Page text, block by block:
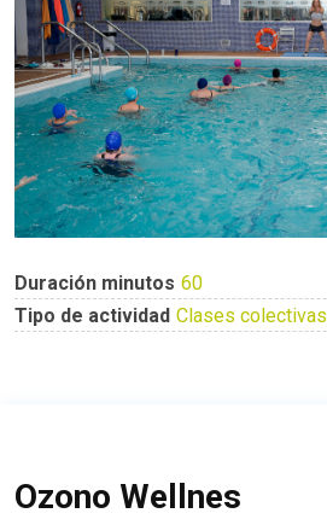
Duración minutos 60
Tipo de actividad Clases colectivas
Ozono Wellnes